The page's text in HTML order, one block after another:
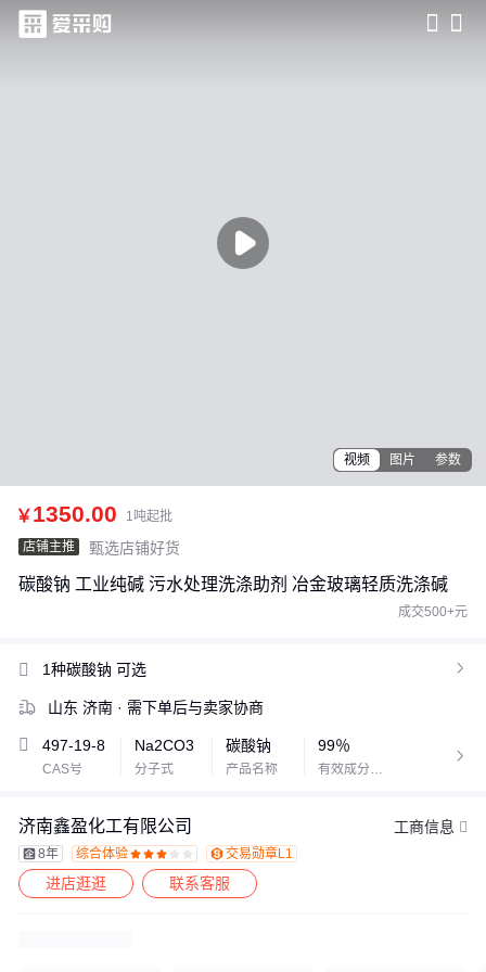

视频 图片 参数
￥1350.00
1吨起批
店铺主推
甄选店铺好货
碳酸钠 工业纯碱 污水处理洗涤助剂 冶金玻璃轻质洗涤碱
成交500+元
1种碳酸钠 可选 
山东 济南 · 需下单后与卖家协商
497-19-8
CAS号
Na2CO3
分子式
碳酸钠
产品名称
99％
有效成分含量

济南鑫盈化工有限公司 工商信息
8年 综合体验     
   交易勋章L1
进店逛逛 联系客服